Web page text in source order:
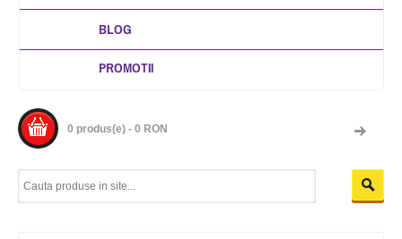
BLOG
PROMOTII
0 produs(e) - 0 RON